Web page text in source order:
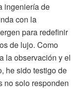
ingeniería de
con la
para redefinir
de lujo. Como
la observación y el
he sido testigo de
no solo responden